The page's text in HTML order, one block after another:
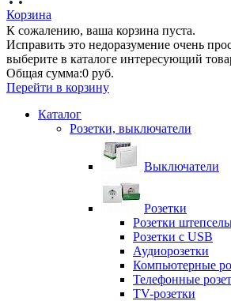
Корзина
К сожалению, ваша корзина пуста.
Исправить это недоразумение очень
выберите в каталоге интересующий
Общая сумма:0 руб.
Перейти в корзину
Каталог
Розетки, выключатели
Выключатели
Розетки
Розетки
Розетки с USB
Аудиорозетки
Компьютерные
Телефонные
TV-розетки